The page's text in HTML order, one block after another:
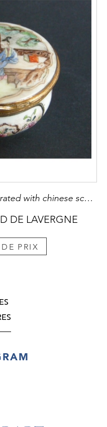
Round box porcelain decorated with chinese scenes and flowers a birds, gold metal mount occidental
DE LAVERGNE
PRIX